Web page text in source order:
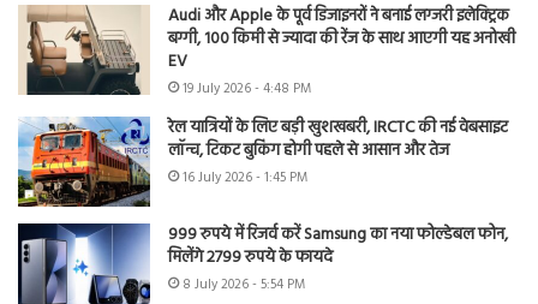
Audi और Apple के पूर्व डिजाइनरों ने बनाई लग्जरी इलेक्ट्रिक
बग्गी, 100 किमी से ज्यादा की रेंज के साथ आएगी यह अनोखी
EV
19 July 2026 - 4:48 PM
रेल यात्रियों के लिए बड़ी खुशखबरी, IRCTC की नई वेबसाइट
लॉन्च, टिकट बुकिंग होगी पहले से आसान और तेज
16 July 2026 - 1:45 PM
999 रुपये में रिजर्व करें Samsung का नया फोल्डेबल फोन,
मिलेंगे 2799 रुपये के फायदे
8 July 2026 - 5:54 PM